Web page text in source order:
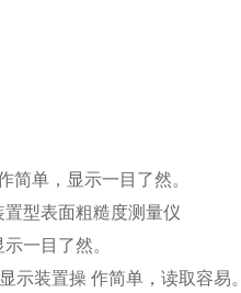
简单，显示一目了然。
型表面粗糙度测量仪
一目了然。
示装置操 作简单，读取容易。